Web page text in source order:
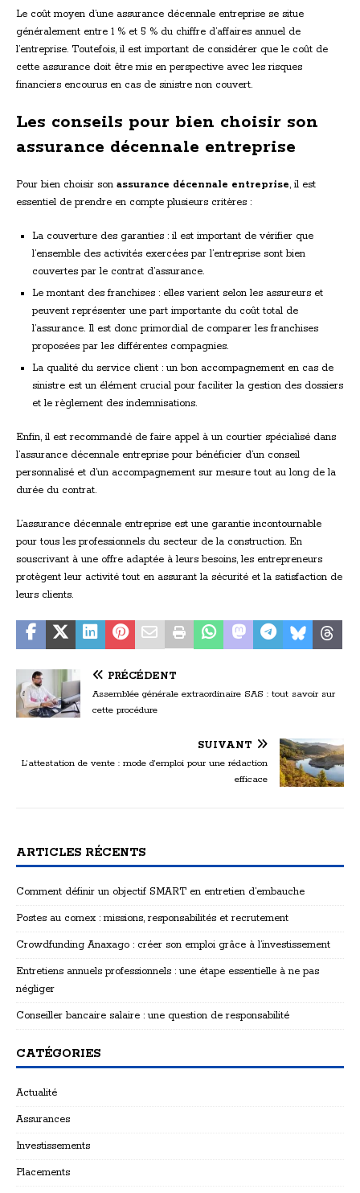
Le coût moyen d’une assurance décennale entreprise se situe
généralement entre 1 % et 5 % du chiffre d’affaires annuel de
l’entreprise. Toutefois, il est important de considérer que le coût de
cette assurance doit être mis en perspective avec les risques
financiers encourus en cas de sinistre non couvert.
Les conseils pour bien choisir son
assurance décennale entreprise
Pour bien choisir son assurance décennale entreprise, il est
essentiel de prendre en compte plusieurs critères :
La couverture des garanties : il est important de vérifier que
l’ensemble des activités exercées par l’entreprise sont bien
couvertes par le contrat d’assurance.
Le montant des franchises : elles varient selon les assureurs et
peuvent représenter une part importante du coût total de
l’assurance. Il est donc primordial de comparer les franchises
proposées par les différentes compagnies.
La qualité du service client : un bon accompagnement en cas de
sinistre est un élément crucial pour faciliter la gestion des dossiers
et le règlement des indemnisations.
Enfin, il est recommandé de faire appel à un courtier spécialisé dans
l’assurance décennale entreprise pour bénéficier d’un conseil
personnalisé et d’un accompagnement sur mesure tout au long de la
durée du contrat.
L’assurance décennale entreprise est une garantie incontournable
pour tous les professionnels du secteur de la construction. En
souscrivant à une offre adaptée à leurs besoins, les entrepreneurs
protègent leur activité tout en assurant la sécurité et la satisfaction de
leurs clients.
PRÉCÉDENT
Assemblée générale extraordinaire SAS : tout savoir sur
cette procédure
SUIVANT
L’attestation de vente : mode d’emploi pour une rédaction
efficace
ARTICLES RÉCENTS
Comment définir un objectif SMART en entretien d’embauche
Postes au comex : missions, responsabilités et recrutement
Crowdfunding Anaxago : créer son emploi grâce à l’investissement
Entretiens annuels professionnels : une étape essentielle à ne pas
négliger
Conseiller bancaire salaire : une question de responsabilité
CATÉGORIES
Actualité
Assurances
Investissements
Placements